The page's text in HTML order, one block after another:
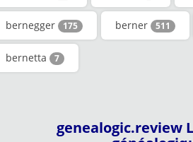
bernegger 175 berner 511
bernetta 7
genealogic.review